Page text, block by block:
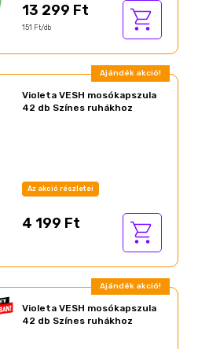
13 299 Ft
151 Ft/db
Ajándék akció!
Violeta VESH mosókapszula
42 db Színes ruhákhoz
Az akció részletei
4 199 Ft
Ajándék akció!
Violeta VESH mosókapszula
42 db Színes ruhákhoz